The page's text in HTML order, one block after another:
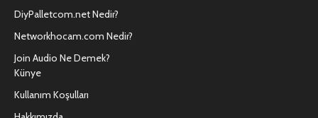
DiyPalletcom.net Nedir?
Networkhocam.com Nedir?
Join Audio Ne Demek?
Künye
Kullanım Koşulları